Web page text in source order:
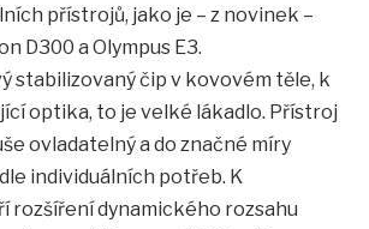
přístrojů, jako je – z novinek –
D300 a Olympus E3.
stabilizovaný čip v kovovém těle, k
optika, to je velké lákadlo. Přístroj
ovladatelný a do značné míry
individuálních potřeb. K
rozšíření dynamického rozsahu